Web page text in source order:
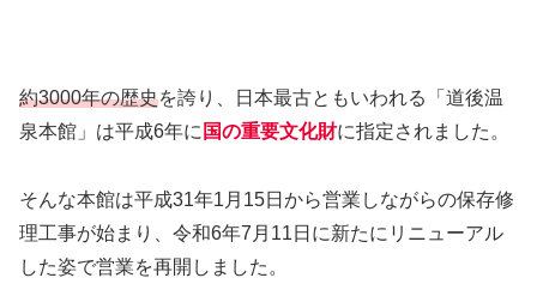
約3000年の歴史を誇り、日本最古ともいわれる「道後温
泉本館」は平成6年に 国の重要文化財に指定されました。
そんな本館は平成31年1月15日から営業しながらの保存修
理工事が始まり、令和6年7月11日に新たにリニューアル
した姿で営業を再開しました。